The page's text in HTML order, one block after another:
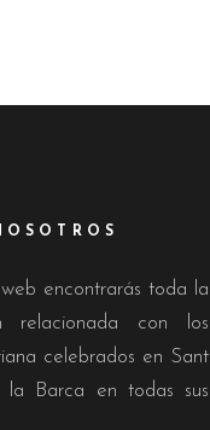
encontrarás toda la
relacionada con los
celebrados en Sant
la Barca en todas sus